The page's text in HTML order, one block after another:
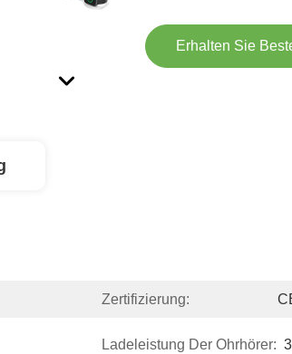
Erhalten Sie
Zertifizierung:
Ladeleistung Der Ohrhörer: